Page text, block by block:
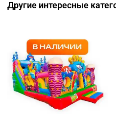
Другие интересные